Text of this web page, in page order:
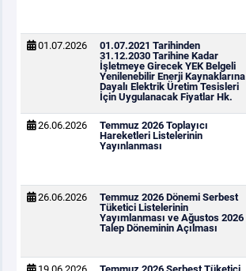
01.07.2026
01.07.2021 Tarihinden
31.12.2030 Tarihine Kadar
İşletmeye Girecek YEK Belgeli
Yenilenebilir Enerji Kaynaklarına
Dayalı Elektrik Üretim Tesisleri
İçin Uygulanacak Fiyatlar Hk.
26.06.2026
Temmuz 2026 Toplayıcı
Hareketleri Listelerinin
Yayınlanması
26.06.2026
Temmuz 2026 Dönemi Serbest
Tüketici Listelerinin
Yayımlanması ve Ağustos 2026
Talep Döneminin Açılması